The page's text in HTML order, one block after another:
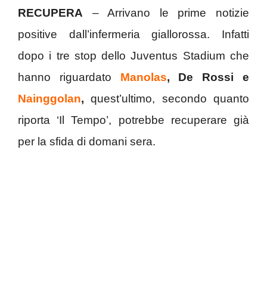
RECUPERA – Arrivano le prime notizie
positive dall’infermeria giallorossa. Infatti
dopo i tre stop dello Juventus Stadium che
hanno riguardato Manolas, De Rossi e
Nainggolan, quest’ultimo, secondo quanto
riporta ‘Il Tempo’, potrebbe recuperare già
per la sfida di domani sera.